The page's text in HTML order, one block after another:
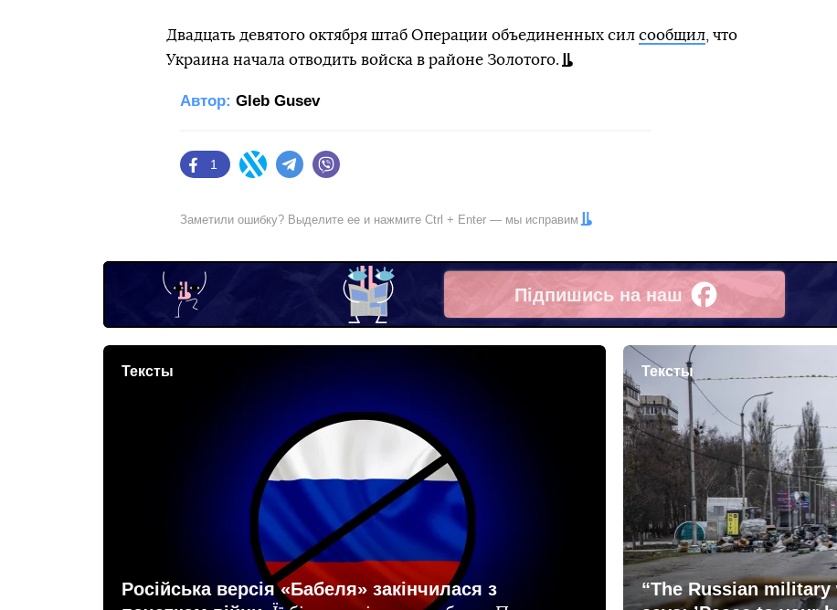
Двадцать девятого октября штаб Операции объединенных сил сообщил , что
Украина начала отводить войска в районе Золотого.
Автор: Gleb Gusev
Facebook
1
Twitter Telegram
Заметили ошибку? Выделите ее и нажмите Ctrl + Enter — мы исправим
Підпишись на наш
Facebook
Тексты
Російська версія «Бабеля» закінчилася з
Тексты
“The Russian